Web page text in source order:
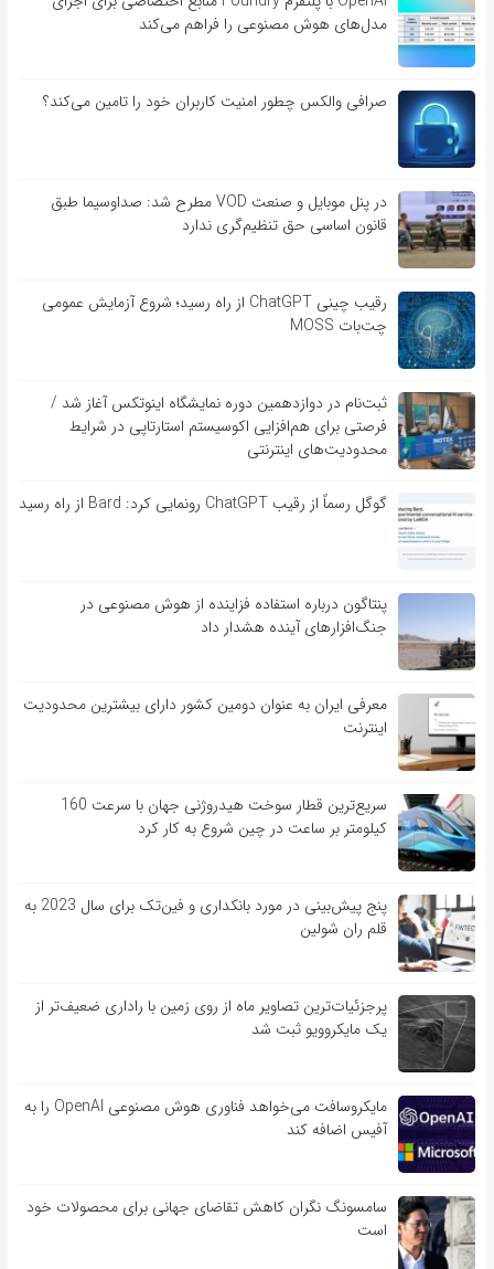
مدل‌های هوش مصنوعی را فراهم می‌کند
صرافی والکس چطور امنیت کاربران خود را تامین می‌کند؟
در پنل موبایل و صنعت VOD مطرح شد: صداوسیما طبق
قانون اساسی حق تنظیم‌گری ندارد
رقیب چینی ChatGPT از راه رسید؛ شروع آزمایش عمومی
چت‌بات MOSS
ثبت‌نام در دوازدهمین دوره نمایشگاه اینوتکس آغاز شد /
فرصتی برای هم‌افزایی اکوسیستم استارتاپی در شرایط
محدودیت‌های اینترنتی
گوگل رسماً از رقیب ChatGPT رونمایی کرد: Bard از راه رسید
پنتاگون درباره استفاده فزاینده از هوش مصنوعی در
جنگ‌افزارهای آینده هشدار داد
معرفی ایران به عنوان دومین کشور دارای بیشترین محدودیت
اینترنت
سریع‌ترین قطار سوخت هیدروژنی جهان با سرعت 160
کیلومتر بر ساعت در چین شروع به کار کرد
پنج پیش‌بینی در مورد بانکداری و فین‌تک برای سال 2023 به
قلم ران شولین
پرجزئیات‌ترین تصاویر ماه از روی زمین با راداری ضعیف‌تر از
یک مایکروویو ثبت شد
مایکروسافت می‌خواهد فناوری هوش مصنوعی OpenAI را به
آفیس اضافه کند
سامسونگ نگران کاهش تقاضای جهانی برای محصولات خود
است